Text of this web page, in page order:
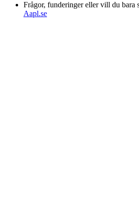
Frågor, funderinger eller vill du bara
Aapl.se